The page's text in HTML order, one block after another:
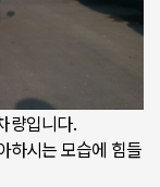
량입니다.
하시는 모습에 힘들